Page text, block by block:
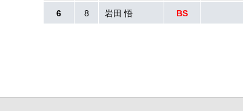
6 8 岩田 悟 BS